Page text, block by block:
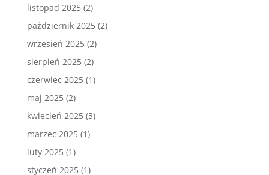
listopad 2025 (2)
październik 2025 (2)
wrzesień 2025 (2)
sierpień 2025 (2)
czerwiec 2025 (1)
maj 2025 (2)
kwiecień 2025 (3)
marzec 2025 (1)
luty 2025 (1)
styczeń 2025 (1)